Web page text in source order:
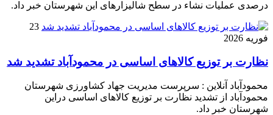
درصدی عملیات نشاء در سطح شالیزارهای این شهرستان خبر داد.
23
فوریه 2026
نظارت بر توزیع کالا‌های اساسی در محمودآباد تشدید شد
محمودآباد آنلاین : سرپرست مدیریت جهاد کشاورزی شهرستان
محمودآباد از تشدید نظارت بر توزیع کالا‌های اساسی دراین
شهرستان خبر داد.